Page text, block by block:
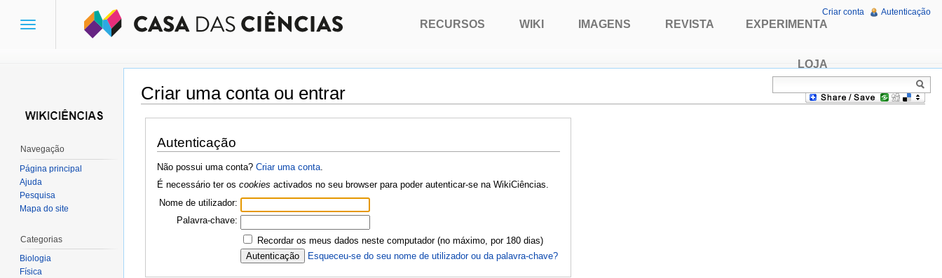
Criar uma conta ou entrar
Ir para:navegação,pesquisa
Autenticação
Não possui uma conta? Criar uma conta.
É necessário ter os cookies activados no seu browser para poder autenticar-se na WikiCiências.
Nome de utilizador:
Palavra-chave:
Recordar os meus dados neste computador (no máximo, por 180 dias)
Esqueceu-se do seu nome de utilizador ou da palavra-chave?
Toggle
RECURSOS WIKI IMAGENS REVISTA EXPERIMENTA
LOJA
Criar conta Autenticação
Navegação
Página principal
Ajuda
Pesquisa
Mapa do site
Categorias
Biologia
Física